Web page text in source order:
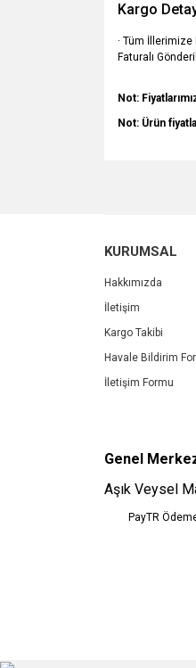
Kargo
· Tüm
Faturalı
Not:
Not: Ürün
Ürün
Ürün
Ürün
Bu
KURUMSAL
Hakkımızda
İletişim
Kargo Takibi
Havale Bildirim
İletişim Formu
Genel
Aşık Veysel
PayTR